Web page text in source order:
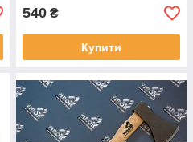
540 ₴
Купити